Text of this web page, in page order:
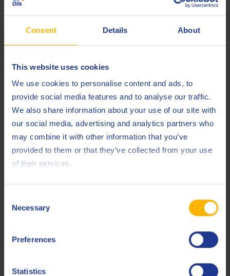
Consent Details About
This website uses cookies
We use cookies to personalise content and ads, to
provide social media features and to analyse our traffic.
We also share information about your use of our site with
our social media, advertising and analytics partners who
may combine it with other information that you’ve
provided to them or that they’ve collected from your use
of their services.
Selection
Necessary
Preferences
Statistics
environnemental positif et l'empreinte de ce
produit, veuillez contacter Q8Oils. Pour plus
d'informations, consultez celien
Spécifications et approbations
ACEA
API SP
Abarth 0101
Produits connexes